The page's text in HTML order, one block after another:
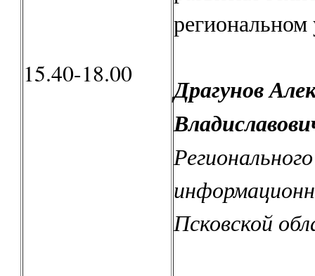
15.40-18.00
региональном
Драгунов
Псковской